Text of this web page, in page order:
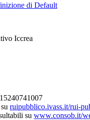
di Default
Iccrea
ruipubblico.ivass.it/rui-
su www.consob.it/